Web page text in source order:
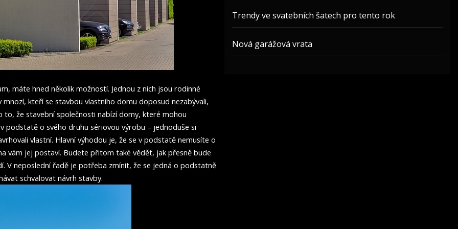
máte hned několik možností. Jednou z nich jsou rodinné
kteří se stavbou vlastního domu doposud nezabývali,
to, že stavební společnosti nabízí domy, které mohou
podstatě o svého druhu sériovou výrobu – jednoduše si
vlastní. Hlavní výhodou je, že se v podstatě nemusíte o
vám jej postaví. Budete přitom také vědět, jak přesně bude
V neposlední řadě je potřeba zmínit, že se jedná o podstatně
schvalovat návrh stavby.
Trendy ve svatebních šatech pro tento rok
Nová garážová vrata